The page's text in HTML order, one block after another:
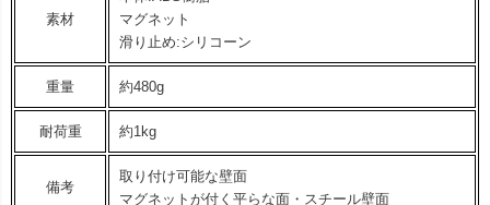
素材
マグネット
滑り止め:シリコーン
重量 約480g
耐荷重 約1kg
備考
取り付け可能な壁面
マグネットが付く平らな面・スチール壁面